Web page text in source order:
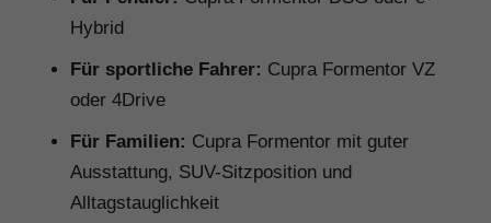
Hybrid
Für sportliche Fahrer: Cupra Formentor VZ
oder 4Drive
Für Familien: Cupra Formentor mit guter
Ausstattung, SUV-Sitzposition und
Alltagstauglichkeit